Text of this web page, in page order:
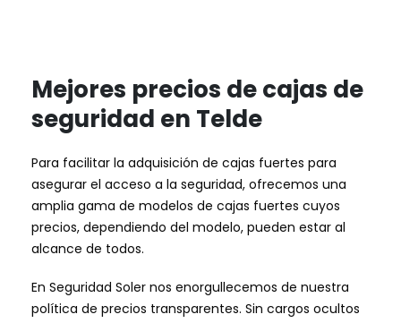
Mejores precios de cajas de
seguridad en Telde
Para facilitar la adquisición de cajas fuertes para
asegurar el acceso a la seguridad, ofrecemos una
amplia gama de modelos de cajas fuertes cuyos
precios, dependiendo del modelo, pueden estar al
alcance de todos.
En Seguridad Soler nos enorgullecemos de nuestra
política de precios transparentes. Sin cargos ocultos